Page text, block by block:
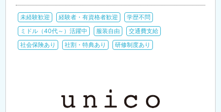
未経験歓迎 経験者・有資格者歓迎
学歴不問
ミドル（40代～）活躍中
服装自由
交通費支給
社会保険あり
社割・特典あり 研修制度あり